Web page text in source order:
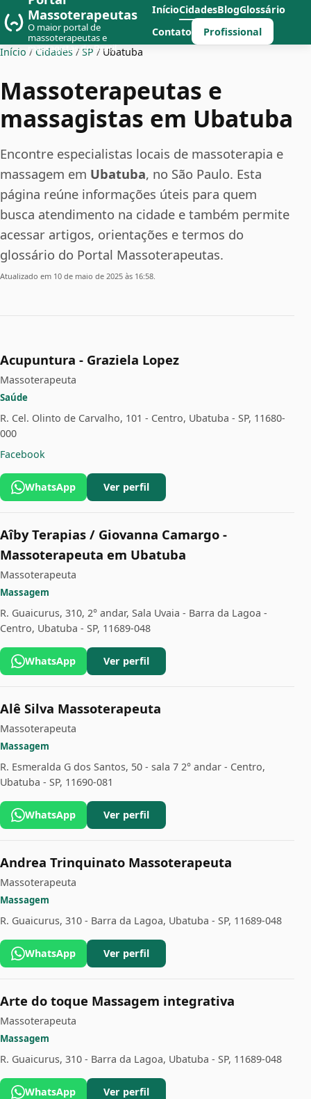
Massoterapeutas
O maior portal de
massoterapeutas e
massagistas do Brasil
InícioCidadesBlogGlossário
Contato
Profissional
Início / Cidades / SP / Ubatuba
Massoterapeutas e
massagistas em Ubatuba
Encontre especialistas locais de massoterapia e
massagem em Ubatuba, no São Paulo. Esta
página reúne informações úteis para quem
busca atendimento na cidade e também permite
acessar artigos, orientações e termos do
glossário do Portal Massoterapeutas.
Atualizado em 10 de maio de 2025 às 16:58.
Acupuntura - Graziela Lopez
Massoterapeuta
Saúde
R. Cel. Olinto de Carvalho, 101 - Centro, Ubatuba - SP, 11680-
000
Facebook
WhatsApp Ver perfil
Aîby Terapias / Giovanna Camargo -
Massoterapeuta em Ubatuba
Massoterapeuta
Massagem
R. Guaicurus, 310, 2° andar, Sala Uvaia - Barra da Lagoa -
Centro, Ubatuba - SP, 11689-048
WhatsApp Ver perfil
Alê Silva Massoterapeuta
Massoterapeuta
Massagem
R. Esmeralda G dos Santos, 50 - sala 7 2° andar - Centro,
Ubatuba - SP, 11690-081
WhatsApp Ver perfil
Andrea Trinquinato Massoterapeuta
Massoterapeuta
Massagem
R. Guaicurus, 310 - Barra da Lagoa, Ubatuba - SP, 11689-048
WhatsApp Ver perfil
Arte do toque Massagem integrativa
Massoterapeuta
Massagem
R. Guaicurus, 310 - Barra da Lagoa, Ubatuba - SP, 11689-048
WhatsApp Ver perfil